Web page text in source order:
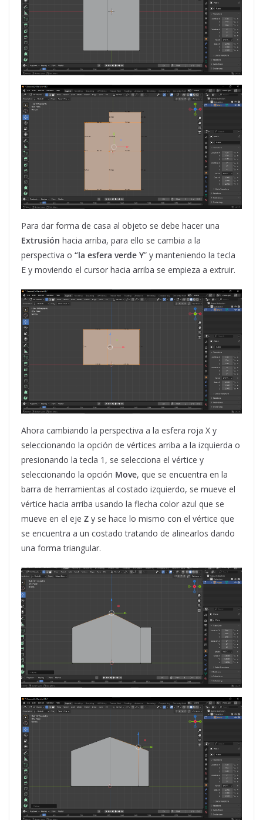
Para dar forma de casa al objeto se debe hacer una
Extrusión hacia arriba, para ello se cambia a la
perspectiva o “la esfera verde Y” y manteniendo la tecla
E y moviendo el cursor hacia arriba se empieza a extruir.
Ahora cambiando la perspectiva a la esfera roja X y
seleccionando la opción de vértices arriba a la izquierda o
presionando la tecla 1, se selecciona el vértice y
seleccionando la opción Move, que se encuentra en la
barra de herramientas al costado izquierdo, se mueve el
vértice hacia arriba usando la flecha color azul que se
mueve en el eje Z y se hace lo mismo con el vértice que
se encuentra a un costado tratando de alinearlos dando
una forma triangular.